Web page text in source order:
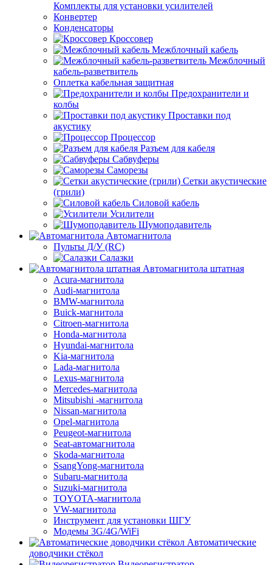
Комплекты для установки усилителей
Конвертер
Конденсаторы
Кроссовер
Межблочный кабель
Межблочный
кабель-разветвитель
Оплетка кабельная защитная
Предохранители и
колбы
Проставки под
акустику
Процессор
Разъем для кабеля
Сабвуферы
Саморезы
Сетки акустические
(грили)
Силовой кабель
Усилители
Шумоподавитель
Автомагнитола
Пульты Д/У (RC)
Салазки
Автомагнитола штатная
Acura-магнитола
Audi-магнитола
BMW-магнитола
Buick-магнитола
Citroen-магнитола
Honda-магнитола
Hyundai-магнитола
Kia-магнитола
Lada-магнитола
Lexus-магнитола
Mercedes-магнитола
Mitsubishi -магнитола
Nissan-магнитола
Opel-магнитола
Peugeot-магнитола
Seat-автомагнитола
Skoda-магнитола
SsangYong-магнитола
Subaru-магнитола
Suzuki-магнитола
TOYOTA-магнитола
VW-магнитола
Инструмент для установки ШГУ
Модемы 3G/4G/WiFi
Автоматические
доводчики стёкол